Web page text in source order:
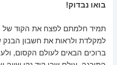
בואו נבדוק!
תמיד חלמתם לפצח את הקוד
למקלדת ולראות את חשבון
ברוכים הבאים לעולם הקסום,